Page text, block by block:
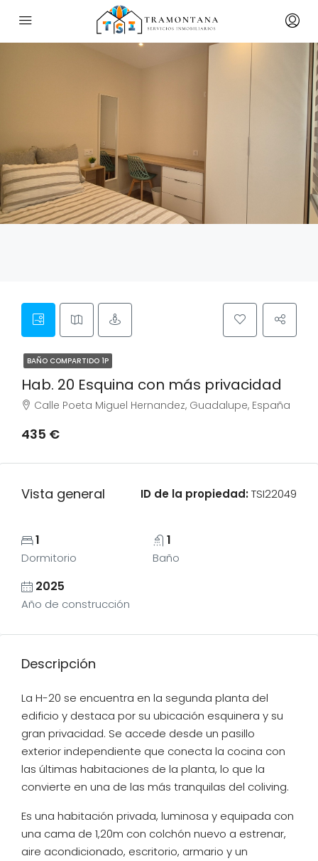
BAÑO COMPARTIDO 1P
Hab. 20 Esquina con más privacidad
Calle Poeta Miguel Hernandez, Guadalupe, España
435 €
Vista general ID de la propiedad:TSI22049
1
Dormitorio
1
Baño
2025
Año de construcción
Descripción
La H-20 se encuentra en la segunda planta del
edificio y destaca por su ubicación esquinera y su
gran privacidad. Se accede desde un pasillo
exterior independiente que conecta la cocina con
las últimas habitaciones de la planta, lo que la
convierte en una de las más tranquilas del coliving.
Es una habitación privada, luminosa y equipada con
una cama de 1,20m con colchón nuevo a estrenar,
aire acondicionado, escritorio, armario y un